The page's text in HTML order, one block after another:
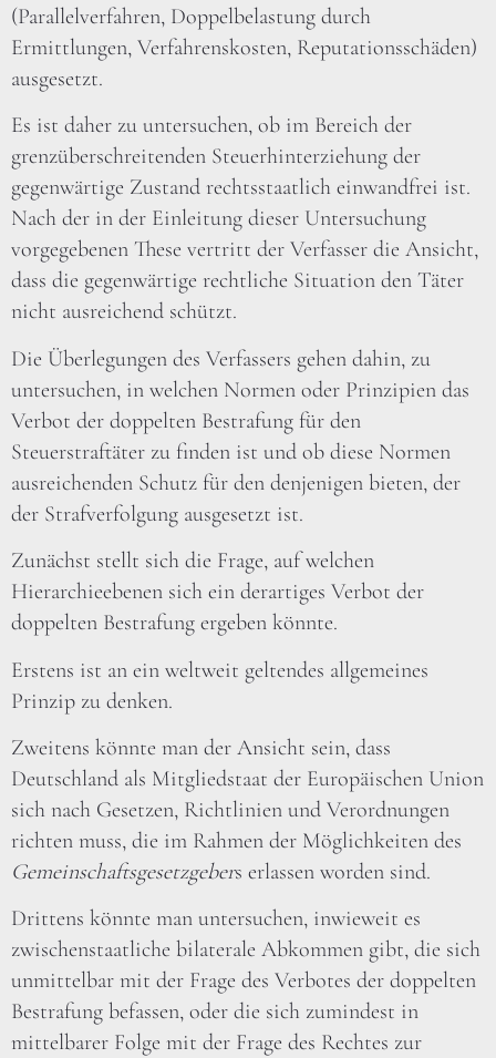
(Parallelverfahren, Doppelbelastung durch
Ermittlungen, Verfahrenskosten, Reputationsschäden)
ausgesetzt.
Es ist daher zu untersuchen, ob im Bereich der
grenzüberschreitenden Steuerhinterziehung der
gegenwärtige Zustand rechtsstaatlich einwandfrei ist.
Nach der in der Einleitung dieser Untersuchung
vorgegebenen These vertritt der Verfasser die Ansicht,
dass die gegenwärtige rechtliche Situation den Täter
nicht ausreichend schützt.
Die Überlegungen des Verfassers gehen dahin, zu
untersuchen, in welchen Normen oder Prinzipien das
Verbot der doppelten Bestrafung für den
Steuerstraftäter zu finden ist und ob diese Normen
ausreichenden Schutz für den denjenigen bieten, der
der Strafverfolgung ausgesetzt ist.
Zunächst stellt sich die Frage, auf welchen
Hierarchieebenen sich ein derartiges Verbot der
doppelten Bestrafung ergeben könnte.
Erstens ist an ein weltweit geltendes allgemeines
Prinzip zu denken.
Zweitens könnte man der Ansicht sein, dass
Deutschland als Mitgliedstaat der Europäischen Union
sich nach Gesetzen, Richtlinien und Verordnungen
richten muss, die im Rahmen der Möglichkeiten des
Gemeinschaftsgesetzgebers erlassen worden sind.
Drittens könnte man untersuchen, inwieweit es
zwischenstaatliche bilaterale Abkommen gibt, die sich
unmittelbar mit der Frage des Verbotes der doppelten
Bestrafung befassen, oder die sich zumindest in
mittelbarer Folge mit der Frage des Rechtes zur